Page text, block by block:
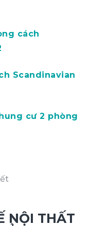
cách
Scandinavian
cư 2 phòng
NỘI THẤT